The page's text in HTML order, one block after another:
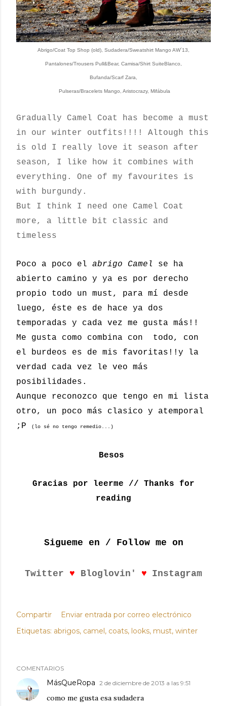
Abrigo/Coat Top Shop (old), Sudadera/Sweatshirt Mango AW´13,
Pantalones/Trousers Pull&Bear, Camisa/Shirt SuiteBlanco,
Bufanda/Scarf Zara,
Pulseras/Bracelets Mango, Aristocrazy, Mifábula
Gradually Camel Coat has become a must
in our winter outfits!!!! Altough this
is old I really love it season after
season, I like how it combines with
everything. One of my favourites is
with burgundy.
But I think I need one Camel Coat
more, a little bit classic and
timeless
Poco a poco el abrigo Camel
se ha
abierto camino y ya es por derecho
propio todo un must, para mí desde
luego, éste es de hace ya dos
temporadas y cada vez me gusta más!!
Me gusta como combina con todo, con
el burdeos es de mis favoritas!!y la
verdad cada vez le veo más
posibilidades.
Aunque reconozco que tengo en mi lista
otro, un poco más clasico y atemporal
;P
(lo sé no tengo remedio...)
Besos
Gracias por leerme // Thanks for
reading
Sigueme en / Follow me on
Twitter ♥ Bloglovin' ♥ Instagram
Compartir
Enviar entrada por correo electrónico
Etiquetas: abrigos camel coats looks must winter
COMENTARIOS
MásQueRopa 2 de diciembre de 2013 a las 9:51
como me gusta esa sudadera